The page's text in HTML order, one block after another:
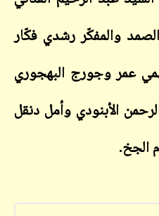
والمفكّر رشدي فكّار
عمر وجورج البهجوري
الأبنودي وأمل دنقل
الجخ.